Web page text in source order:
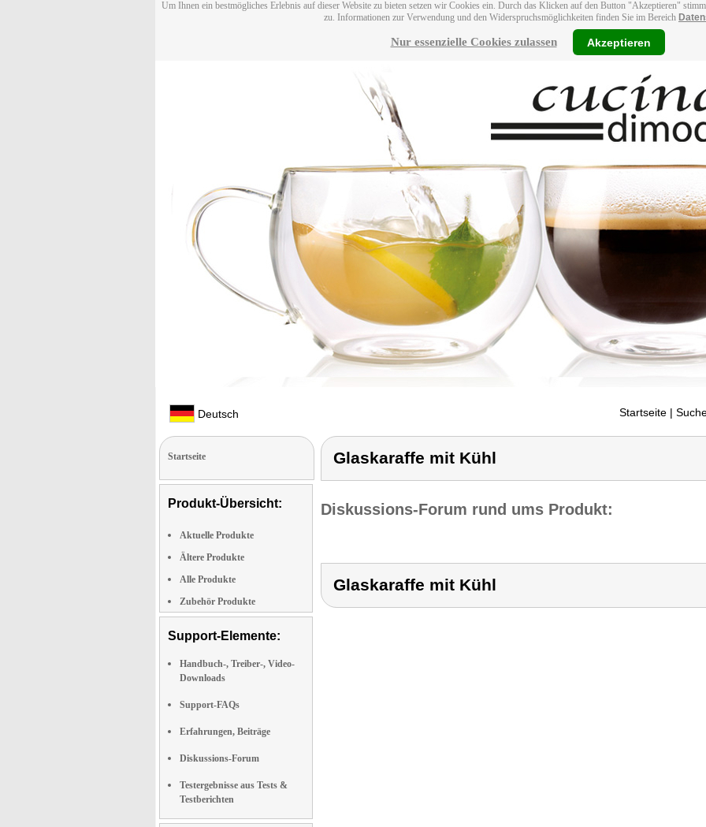
Um Ihnen ein bestmögliches Erlebnis auf dieser Website zu bieten setzen wir Cookies ein. Durch das Klicken auf den Button "Akzeptieren"
zu. Informationen zur Verwendung und den Widerspruchsmöglichkeiten finden Sie im Bereich
Nur essenzielle Cookies zulassen Akzeptieren
Deutsch Startseite |
Startseite
Produkt-Übersicht:
Aktuelle Produkte
Ältere Produkte
Alle Produkte
Zubehör Produkte
Support-Elemente:
Handbuch-, Treiber-, Video-
Downloads
Support-FAQs
Erfahrungen, Beiträge
Diskussions-Forum
Testergebnisse aus Tests &
Testberichten
Glaskaraffe mit Kühl
Diskussions-Forum rund ums Produkt:
Glaskaraffe mit Kühl